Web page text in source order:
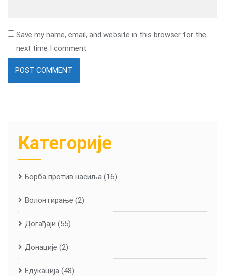
Save my name, email, and website in this browser for the
next time I comment.
Категорије
Борба против насиља (16)
Волонтирање (2)
Догађаји (55)
Донације (2)
Едукација (48)